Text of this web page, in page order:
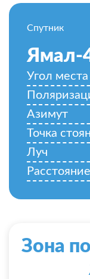
Спутник
Ямал-
Угол места
Азимут
Точка
Луч
Расстояние
Зона